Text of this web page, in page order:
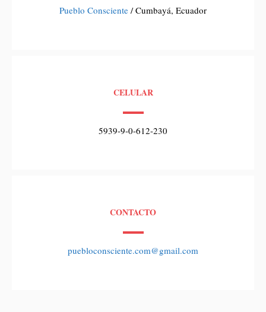
Pueblo Consciente / Cumbayá, Ecuador
CELULAR
5939-9-0-612-230
CONTACTO
puebloconsciente.com@gmail.com